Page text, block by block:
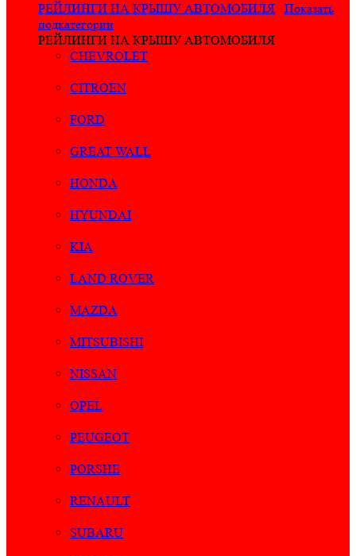
РЕЙЛИНГИ НА КРЫШУ АВТОМОБИЛЯ
Показать
подкатегории
РЕЙЛИНГИ НА КРЫШУ АВТОМОБИЛЯ
CHEVROLET
CITROEN
FORD
GREAT WALL
HONDA
HYUNDAI
KIA
LAND ROVER
MAZDA
MITSUBISHI
NISSAN
OPEL
PEUGEOT
PORSHE
RENAULT
SUBARU